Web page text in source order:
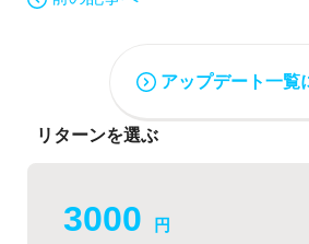
アップデート一覧
リターンを選ぶ
3000 円